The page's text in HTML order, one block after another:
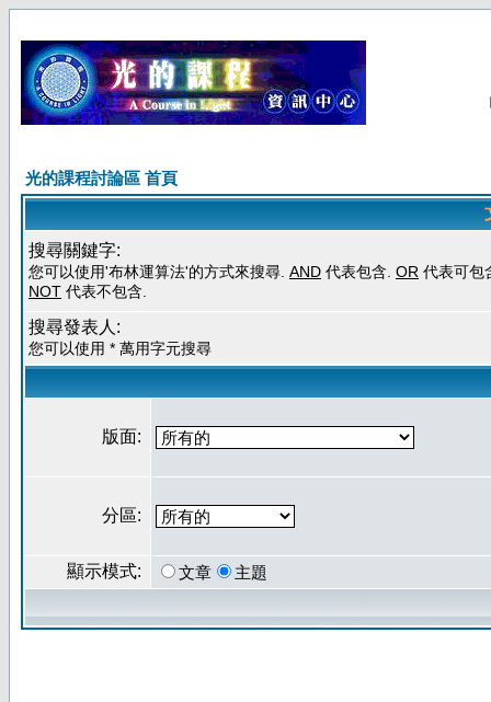
光的課程討論區 首頁
搜尋關鍵字:
您可以使用'布林運算法'的方式來搜尋. AND 代表包含. OR 代表可包
NOT 代表不包含.
搜尋發表人:
您可以使用 * 萬用字元搜尋
版面:
分區:
顯示模式: 文章 主題